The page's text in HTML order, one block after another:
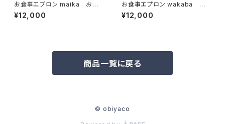
お食事エプロン maika お子
様用
¥12,000
お食事エプロン wakaba お
子様用
¥12,000
商品一覧に戻る
© obiyaco